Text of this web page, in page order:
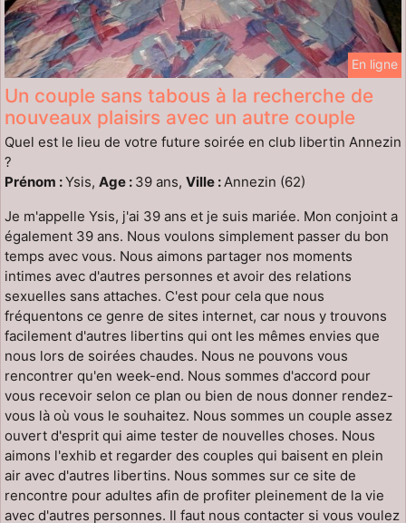
En ligne
Un couple sans tabous à la recherche de
nouveaux plaisirs avec un autre couple
Quel est le lieu de votre future soirée en club libertin Annezin
?
Prénom :Ysis, Age : 39 ans, Ville : Annezin (62)
Je m'appelle Ysis, j'ai 39 ans et je suis mariée. Mon conjoint a
également 39 ans. Nous voulons simplement passer du bon
temps avec vous. Nous aimons partager nos moments
intimes avec d'autres personnes et avoir des relations
sexuelles sans attaches. C'est pour cela que nous
fréquentons ce genre de sites internet, car nous y trouvons
facilement d'autres libertins qui ont les mêmes envies que
nous lors de soirées chaudes. Nous ne pouvons vous
rencontrer qu'en week-end. Nous sommes d'accord pour
vous recevoir selon ce plan ou bien de nous donner rendez-
vous là où vous le souhaitez. Nous sommes un couple assez
ouvert d'esprit qui aime tester de nouvelles choses. Nous
aimons l'exhib et regarder des couples qui baisent en plein
air avec d'autres libertins. Nous sommes sur ce site de
rencontre pour adultes afin de profiter pleinement de la vie
avec d'autres personnes. Il faut nous contacter si vous voulez